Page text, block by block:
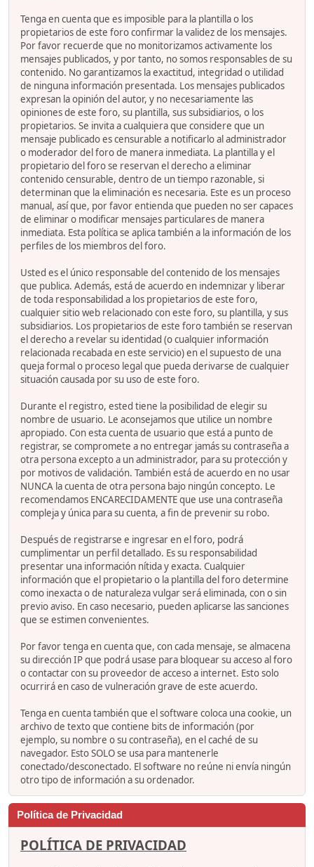
Tenga en cuenta que es imposible para la plantilla o los
propietarios de este foro confirmar la validez de los mensajes.
Por favor recuerde que no monitorizamos activamente los
mensajes publicados, y por tanto, no somos responsables de su
contenido. No garantizamos la exactitud, integridad o utilidad
de ninguna información presentada. Los mensajes publicados
expresan la opinión del autor, y no necesariamente las
opiniones de este foro, su plantilla, sus subsidiarios, o los
propietarios. Se invita a cualquiera que considere que un
mensaje publicado es censurable a notificarlo al administrador
o moderador del foro de manera inmediata. La plantilla y el
propietario del foro se reservan el derecho a eliminar
contenido censurable, dentro de un tiempo razonable, si
determinan que la eliminación es necesaria. Este es un proceso
manual, así que, por favor entienda que pueden no ser capaces
de eliminar o modificar mensajes particulares de manera
inmediata. Esta política se aplica también a la información de los
perfiles de los miembros del foro.
Usted es el único responsable del contenido de los mensajes
que publica. Además, está de acuerdo en indemnizar y liberar
de toda responsabilidad a los propietarios de este foro,
cualquier sitio web relacionado con este foro, su plantilla, y sus
subsidiarios. Los propietarios de este foro también se reservan
el derecho a revelar su identidad (o cualquier información
relacionada recabada en este servicio) en el supuesto de una
queja formal o proceso legal que pueda derivarse de cualquier
situación causada por su uso de este foro.
Durante el registro, ested tiene la posibilidad de elegir su
nombre de usuario. Le aconsejamos que utilice un nombre
apropiado. Con esta cuenta de usuario que está a punto de
registrar, se compromete a no entregar jamás su contraseña a
otra persona excepto a un administrador, para su protección y
por motivos de validación. También está de acuerdo en no usar
NUNCA la cuenta de otra persona bajo ningún concepto. Le
recomendamos ENCARECIDAMENTE que use una contraseña
compleja y única para su cuenta, a fin de prevenir su robo.
Después de registrarse e ingresar en el foro, podrá
cumplimentar un perfil detallado. Es su responsabilidad
presentar una información nítida y exacta. Cualquier
información que el propietario o la plantilla del foro determine
como inexacta o de naturaleza vulgar será eliminada, con o sin
previo aviso. En caso necesario, pueden aplicarse las sanciones
que se estimen convenientes.
Por favor tenga en cuenta que, con cada mensaje, se almacena
su dirección IP que podrá usase para bloquear su acceso al foro
o contactar con su proveedor de acceso a internet. Esto solo
ocurrirá en caso de vulneración grave de este acuerdo.
Tenga en cuenta también que el software coloca una cookie, un
archivo de texto que contiene bits de información (por
ejemplo, su nombre o su contraseña), en el caché de su
navegador. Esto SOLO se usa para mantenerle
conectado/desconectado. El software no reúne ni envía ningún
otro tipo de información a su ordenador.
Política de Privacidad
POLÍTICA DE PRIVACIDAD